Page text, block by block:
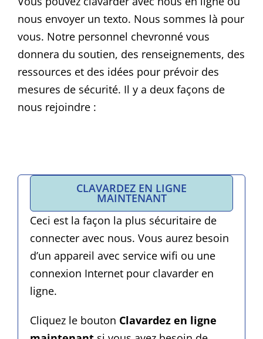
nous envoyer un texto. Nous sommes là pour
vous. Notre personnel chevronné vous
donnera du soutien, des renseignements, des
ressources et des idées pour prévoir des
mesures de sécurité. Il y a deux façons de
nous rejoindre :
CLAVARDEZ EN LIGNE
MAINTENANT
Ceci est la façon la plus sécuritaire de
connecter avec nous. Vous aurez besoin
d’un appareil avec service wifi ou une
connexion Internet pour clavarder en
ligne.
Cliquez le bouton Clavardez en ligne